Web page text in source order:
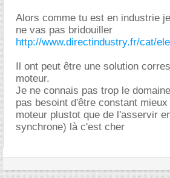
Alors comme tu est en industrie
ne vas pas bridouiller
http://www.directindustry.fr/cat/
Il ont peut être une solution
moteur.
Je ne connais pas trop le
pas besoint d'être constant
moteur plustot que de l'asservir
synchrone) là c'est cher